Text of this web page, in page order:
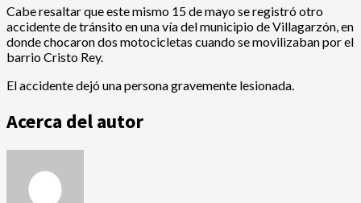
Cabe resaltar que este mismo 15 de mayo se registró otro
accidente de tránsito en una vía del municipio de Villagarzón, en
donde chocaron dos motocicletas cuando se movilizaban por el
barrio Cristo Rey.
El accidente dejó una persona gravemente lesionada.
Acerca del autor